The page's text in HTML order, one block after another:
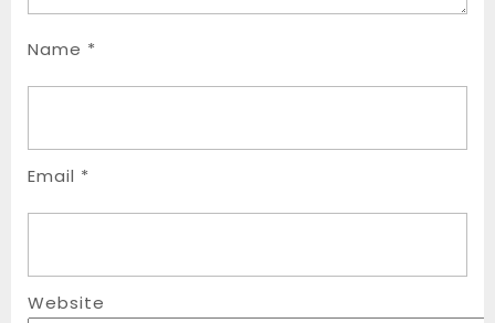
Name *
Email *
Website